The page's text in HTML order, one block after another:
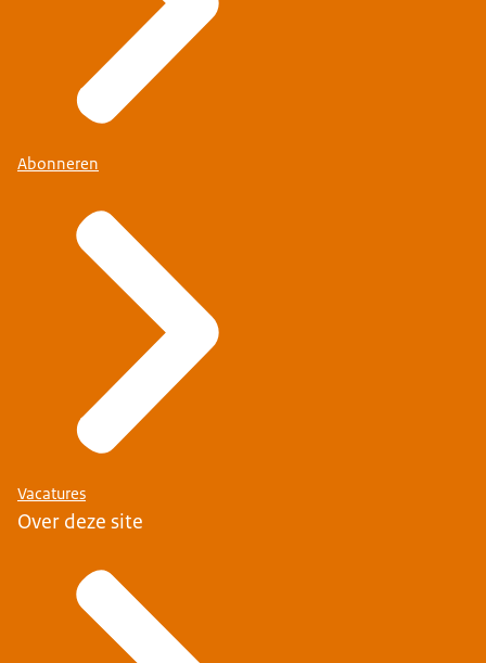
Abonneren
Vacatures
Over deze site